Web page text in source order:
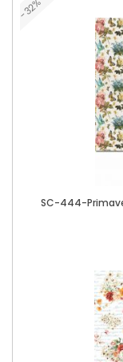
-32%
SC-444-